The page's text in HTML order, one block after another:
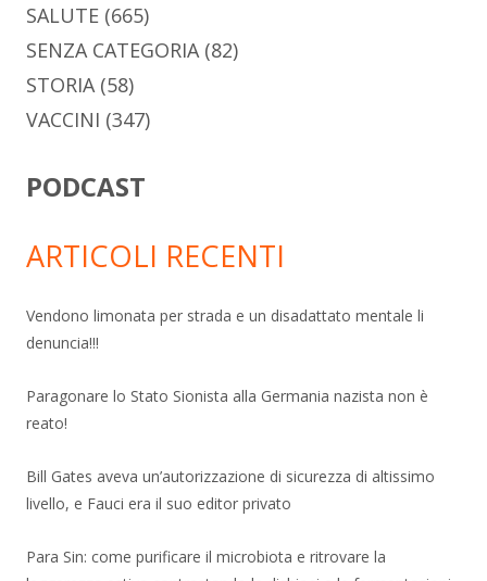
SALUTE (665)
SENZA CATEGORIA (82)
STORIA (58)
VACCINI (347)
PODCAST
ARTICOLI RECENTI
Vendono limonata per strada e un disadattato mentale li
denuncia!!!
Paragonare lo Stato Sionista alla Germania nazista non è
reato!
Bill Gates aveva un’autorizzazione di sicurezza di altissimo
livello, e Fauci era il suo editor privato
Para Sin: come purificare il microbiota e ritrovare la